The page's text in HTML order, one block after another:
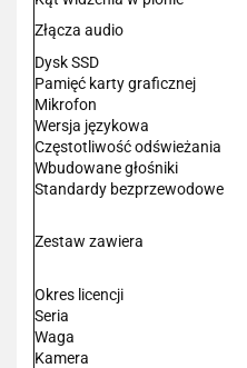
Złącza audio
Dysk SSD
Pamięć karty graficznej
Mikrofon
Wersja językowa
Częstotliwość odświeżania
Wbudowane głośniki
Standardy bezprzewodowe
Zestaw zawiera
Okres licencji
Seria
Waga
Kamera